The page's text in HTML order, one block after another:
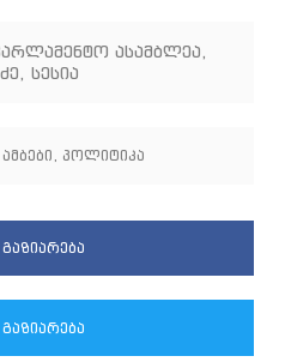
ასამბლეა
სესია
, პოლიტიკა
გაზიარება
გაზიარება